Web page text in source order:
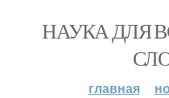
НАУКА ДЛЯ
главная